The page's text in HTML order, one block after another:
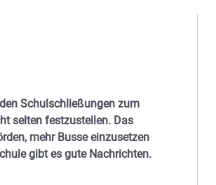
Schulschließungen zum
selten festzustellen. Das
mehr Busse einzusetzen
gibt es gute Nachrichten.